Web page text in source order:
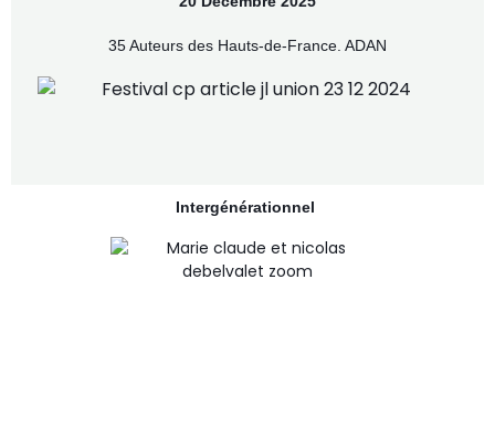
35 Auteurs des Hauts-de-France. ADAN
Intergénérationnel